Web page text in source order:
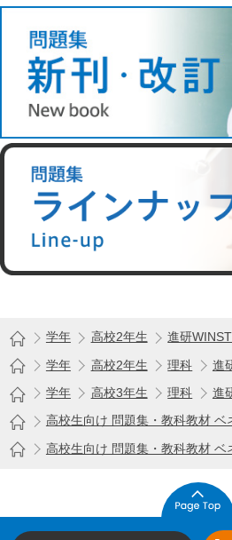
学年 高校2年生
進研
学年
高校2年生 理科
進
学年
高校3年生 理科
進
高校生向け 問題集・教科教材 ベ
高校生向け 問題集・教科教材 ベ